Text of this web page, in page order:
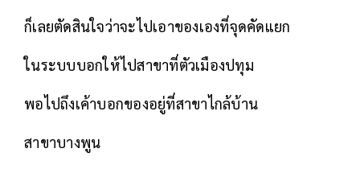
ก็เลยตัดสินใจว่าจะไปเอาของเองที่จุดคัดแยก
ในระบบบอกให้ไปสาขาที่ตัวเมืองปทุม
พอไปถึงเค้าบอกของอยู่ที่สาขาไกล้บ้าน
สาขาบางพูน